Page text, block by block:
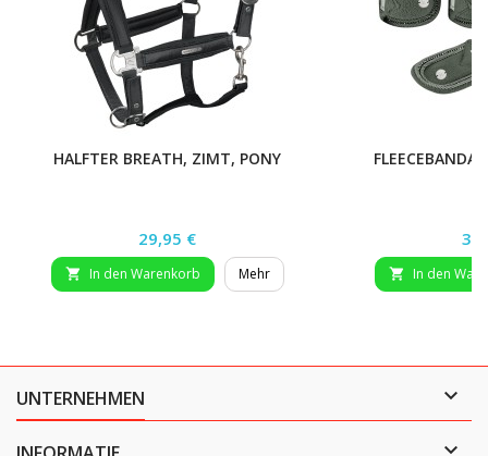
HALFTER BREATH, ZIMT, PONY
Preis
29,95 €
 In den Warenkorb Mehr  In den
UNTERNEHMEN 
